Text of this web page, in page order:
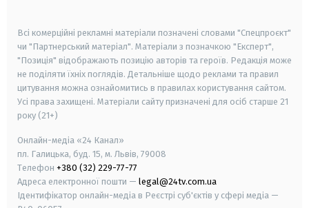
Всі комерційні рекламні матеріали позначені словами "Спецпроєкт"
чи "Партнерський матеріал". Матеріали з позначкою "Експерт",
"Позиція" відображають позицію авторів та героїв. Редакція може
не поділяти їхніх поглядів. Детальніше щодо реклами та правил
цитування можна ознайомитись в правилах користування сайтом.
Усі права захищені. Матеріали сайту призначені для осіб старше 21
року (21+)
Онлайн-медіа «24 Канал»
пл. Галицька, буд. 15, м. Львів, 79008
Телефон +380 (32) 229-77-77
Адреса електронної пошти — legal@24tv.com.ua
Ідентифікатор онлайн-медіа в Реєстрі суб'єктів у сфері медіа —